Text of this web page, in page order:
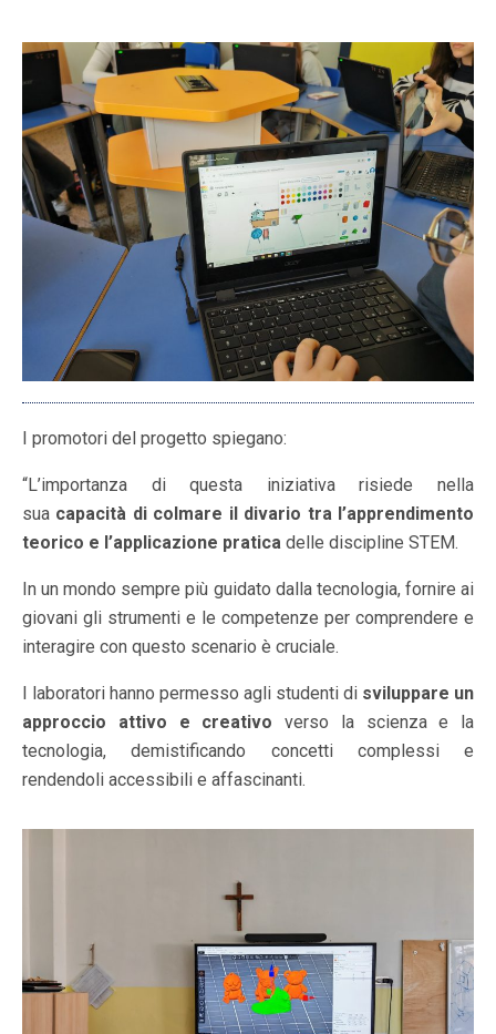
I promotori del progetto spiegano:
“L’importanza di questa iniziativa risiede nella
sua capacità di colmare il divario tra l’apprendimento
teorico e l’applicazione pratica delle discipline STEM.
In un mondo sempre più guidato dalla tecnologia, fornire ai
giovani gli strumenti e le competenze per comprendere e
interagire con questo scenario è cruciale.
I laboratori hanno permesso agli studenti di sviluppare un
approccio attivo e creativo verso la scienza e la
tecnologia, demistificando concetti complessi e
rendendoli accessibili e affascinanti.